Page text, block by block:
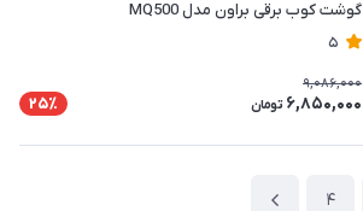
گوشت کوب برقی براون مدل MQ500
5
9,086,000
6,850,000 تومان 25٪
4